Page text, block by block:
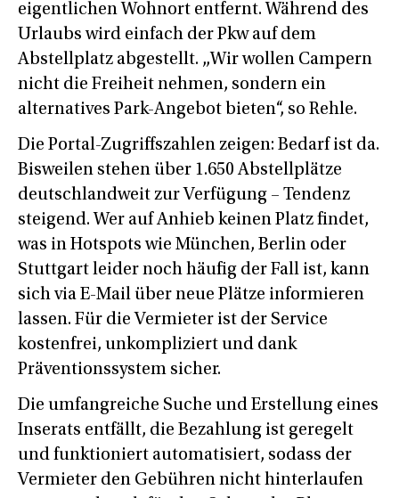
eigentlichen Wohnort entfernt. Während des
Urlaubs wird einfach der Pkw auf dem
Abstellplatz abgestellt. „Wir wollen Campern
nicht die Freiheit nehmen, sondern ein
alternatives Park-Angebot bieten“, so Rehle.
Die Portal-Zugriffszahlen zeigen: Bedarf ist da.
Bisweilen stehen über 1.650 Abstellplätze
deutschlandweit zur Verfügung – Tendenz
steigend. Wer auf Anhieb keinen Platz findet,
was in Hotspots wie München, Berlin oder
Stuttgart leider noch häufig der Fall ist, kann
sich via E-Mail über neue Plätze informieren
lassen. Für die Vermieter ist der Service
kostenfrei, unkompliziert und dank
Präventionssystem sicher.
Die umfangreiche Suche und Erstellung eines
Inserats entfällt, die Bezahlung ist geregelt
und funktioniert automatisiert, sodass der
Vermieter den Gebühren nicht hinterlaufen